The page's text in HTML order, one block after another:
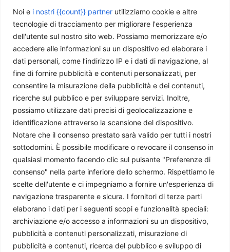
Noi e i nostri {{count}} partner utilizziamo cookie e altre
tecnologie di tracciamento per migliorare l'esperienza
dell'utente sul nostro sito web. Possiamo memorizzare e/o
accedere alle informazioni su un dispositivo ed elaborare i
dati personali, come l’indirizzo IP e i dati di navigazione, al
fine di fornire pubblicità e contenuti personalizzati, per
consentire la misurazione della pubblicità e dei contenuti,
ricerche sul pubblico e per sviluppare servizi. Inoltre,
possiamo utilizzare dati precisi di geolocalizzazione e
identificazione attraverso la scansione del dispositivo.
Notare che il consenso prestato sarà valido per tutti i nostri
sottodomini. È possibile modificare o revocare il consenso in
qualsiasi momento facendo clic sul pulsante "Preferenze di
consenso" nella parte inferiore dello schermo. Rispettiamo le
scelte dell'utente e ci impegniamo a fornire un'esperienza di
navigazione trasparente e sicura. I fornitori di terze parti
elaborano i dati per i seguenti scopi e funzionalità speciali:
archiviazione e/o accesso a informazioni su un dispositivo,
pubblicità e contenuti personalizzati, misurazione di
pubblicità e contenuti, ricerca del pubblico e sviluppo di
Sahara Occidentale: cambia la diplomazia, non il conflitto
Florjn Recchia - 28 Luglio 2026
L’Irlanda assume la presidenza di turno del Consiglio
dell’Unione Europea
Giorgio Fioravanti 27 Luglio 2026